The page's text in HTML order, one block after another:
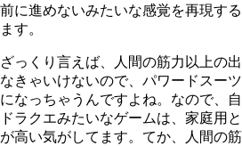
前に進めないみたいな感覚を再現す
ます。
ざっくり言えば、人間の筋力以上の
なきゃいけないので、パワードスー
になっちゃうんですよね。なので、
ドラクエみたいなゲームは、家庭用
が高い気がしてます。てか、人間の